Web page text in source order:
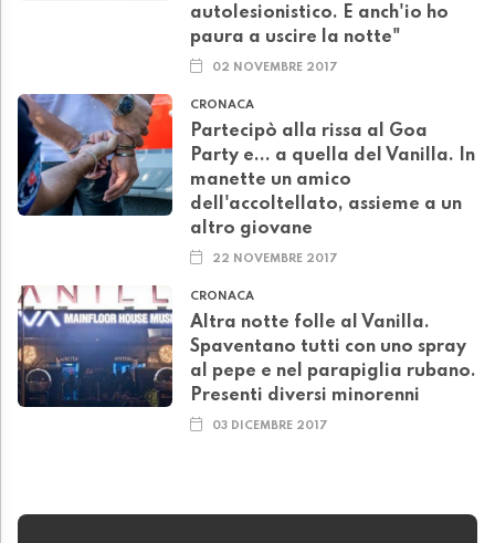
autolesionistico. E anch'io ho
paura a uscire la notte"
02 NOVEMBRE 2017
CRONACA
Partecipò alla rissa al Goa
Party e... a quella del Vanilla. In
manette un amico
dell'accoltellato, assieme a un
altro giovane
22 NOVEMBRE 2017
CRONACA
Altra notte folle al Vanilla.
Spaventano tutti con uno spray
al pepe e nel parapiglia rubano.
Presenti diversi minorenni
03 DICEMBRE 2017